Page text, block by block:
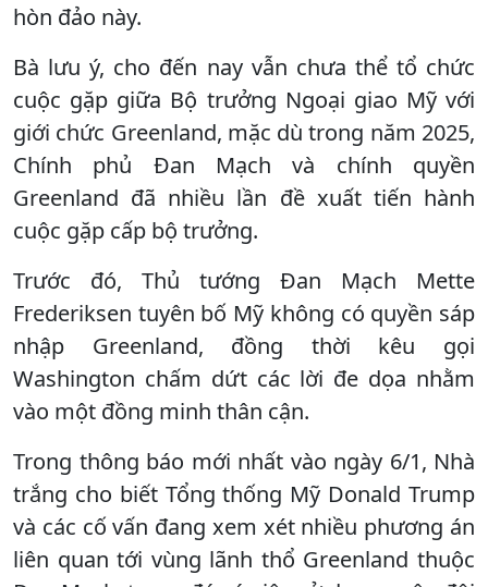
hòn đảo này.
Bà lưu ý, cho đến nay vẫn chưa thể tổ chức
cuộc gặp giữa Bộ trưởng Ngoại giao Mỹ với
giới chức Greenland, mặc dù trong năm 2025,
Chính phủ Đan Mạch và chính quyền
Greenland đã nhiều lần đề xuất tiến hành
cuộc gặp cấp bộ trưởng.
Trước đó, Thủ tướng Đan Mạch Mette
Frederiksen tuyên bố Mỹ không có quyền sáp
nhập Greenland, đồng thời kêu gọi
Washington chấm dứt các lời đe dọa nhằm
vào một đồng minh thân cận.
Trong thông báo mới nhất vào ngày 6/1, Nhà
trắng cho biết Tổng thống Mỹ Donald Trump
và các cố vấn đang xem xét nhiều phương án
liên quan tới vùng lãnh thổ Greenland thuộc